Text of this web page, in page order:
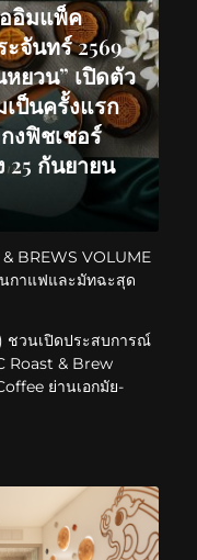
อิมแพ็ค
จันทร์ 2569
ยวน” เปิดตัว
ป็นครั้งแรก
งฟิชเชอร์
25 กันยายน
BREWS VOLUME
นกาแฟและมัทฉะสุด
ชวนเปิดประสบการณ์
Roast & Brew
ย่านเอกมัย-